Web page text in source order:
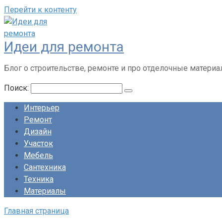
Перейти к контенту
Идеи для ремонта
Блог о строительстве, ремонте и про отделочные
Поиск:
Интерьер
Ремонт
Дизайн
Участок
Мебель
Сантехника
Техника
Материалы
Главная страница